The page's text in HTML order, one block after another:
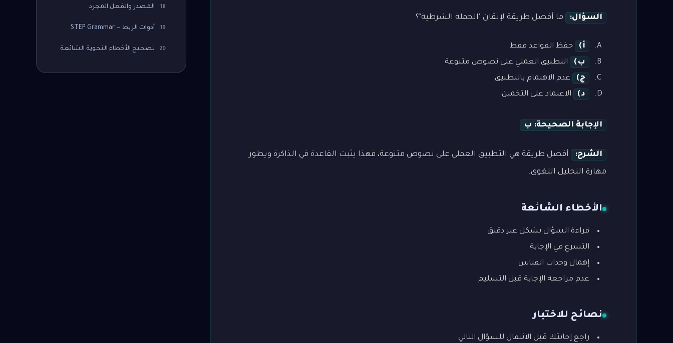
السؤال: ما أفضل طريقة لإتقان "الجملة الشرطية"؟
أ)
حفظ القواعد فقط
ب)
التطبيق العملي على نصوص متنوعة
ج)
عدم الاهتمام بالتطبيق
د)
الاعتماد على التخمين
الإجابة الصحيحة: ب
الشرح: أفضل طريقة هي التطبيق العملي على نصوص متنوعة، فهذا يثبت القاعدة في الذاكرة ويطور
مهارة التحليل اللغوي.
الأخطاء الشائعة
قراءة السؤال بشكل غير دقيق
التسرع في الإجابة
إهمال وحدات القياس
عدم مراجعة الإجابة قبل التسليم
نصائح للاختبار
راجع إجابتك قبل الانتقال للسؤال التالي
18 المصدر والفعل المجرد
19 أدوات الربط — STEP Grammar
20 تصحيح الأخطاء النحوية الشائعة